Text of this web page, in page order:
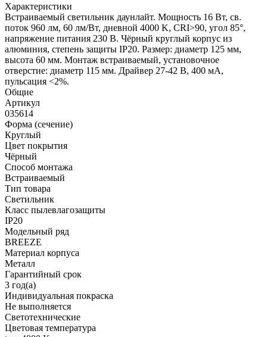
Характеристики
Встраиваемый светильник даунлайт. Мощность 16 Вт, св.
поток 960 лм, 60 лм/Вт, дневной 4000 K, CRI>90, угол 85°,
напряжение питания 230 В. Чёрный круглый корпус из
алюминия, степень защиты IP20. Размер: диаметр 125 мм,
высота 60 мм. Монтаж встраиваемый, установочное
отверстие: диаметр 115 мм. Драйвер 27-42 В, 400 мА,
пульсация <2%.
Общие
Артикул
035614
Форма (сечение)
Круглый
Цвет покрытия
Чёрный
Способ монтажа
Встраиваемый
Тип товара
Светильник
Класс пылевлагозащиты
IP20
Модельный ряд
BREEZE
Материал корпуса
Металл
Гарантийный срок
3 год(а)
Индивидуальная покраска
Не выполняется
Светотехнические
Цветовая температура